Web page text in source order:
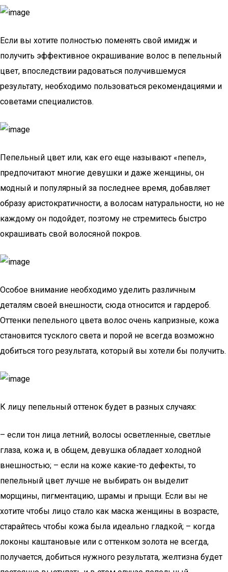
Если вы хотите полностью поменять свой имидж и
получить эффективное окрашивание волос в пепельный
цвет, впоследствии радоваться получившемуся
результату, необходимо пользоваться рекомендациями и
советами специалистов.
Пепельный цвет или, как его еще называют «пепел»,
предпочитают многие девушки и даже женщины, он
модный и популярный за последнее время, добавляет
образу аристократичности, а волосам натуральности, но не
каждому он подойдет, поэтому не стремитесь быстро
окрашивать свой волосяной покров.
Особое внимание необходимо уделить различным
деталям своей внешности, сюда относится и гардероб.
Оттенки пепельного цвета волос очень капризные, кожа
становится тусклого света и порой не всегда возможно
добиться того результата, который вы хотели бы получить.
К лицу пепельный оттенок будет в разных случаях:
– если тон лица летний, волосы осветленные, светлые
глаза, кожа и, в общем, девушка обладает холодной
внешностью; – если на коже какие-то дефекты, то
пепельный цвет лучше не выбирать он выделит
морщины, пигментацию, шрамы и прыщи. Если вы не
хотите чтобы лицо стало как маска женщины в возрасте,
старайтесь чтобы кожа была идеально гладкой; – когда
локоны каштановые или с оттенком золота не всегда,
получается, добиться нужного результата, желтизна будет